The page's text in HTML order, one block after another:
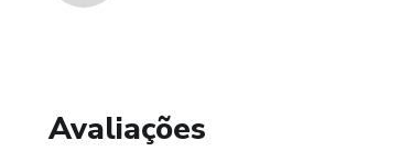
Avaliações